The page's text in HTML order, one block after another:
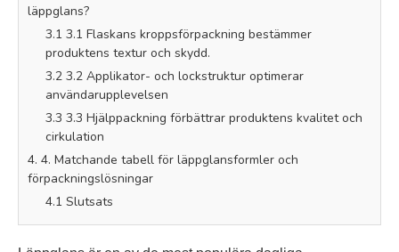
läppglans?
3.1 3.1 Flaskans kroppsförpackning bestämmer
produktens textur och skydd.
3.2 3.2 Applikator- och lockstruktur optimerar
användarupplevelsen
3.3 3.3 Hjälppackning förbättrar produktens kvalitet och
cirkulation
4. 4. Matchande tabell för läppglansformler och
förpackningslösningar
4.1 Slutsats